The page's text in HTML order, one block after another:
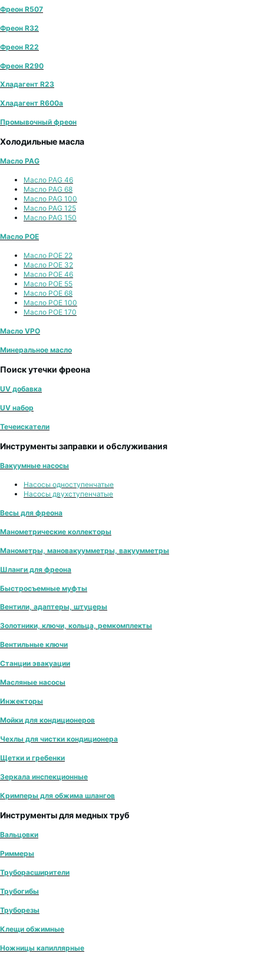
Фреон R507
Фреон R32
Фреон R22
Фреон R290
Хладагент R23
Хладагент R600a
Промывочный фреон
Холодильные масла
Масло PAG
Масло PAG 46
Масло PAG 68
Масло PAG 100
Масло PAG 125
Масло PAG 150
Масло POE
Масло POE 22
Масло POE 32
Масло POE 46
Масло POE 55
Масло POE 68
Масло POE 100
Масло POE 170
Масло VPO
Минеральное масло
Поиск утечки фреона
UV добавка
UV набор
Течеискатели
Инструменты заправки и обслуживания
Вакуумные насосы
Насосы одноступенчатые
Насосы двухступенчатые
Весы для фреона
Манометрические коллекторы
Манометры, мановакуумметры, вакуумметры
Шланги для фреона
Быстросъемные муфты
Вентили, адаптеры, штуцеры
Золотники, ключи, кольца, ремкомплекты
Вентильные ключи
Станции эвакуации
Масляные насосы
Инжекторы
Мойки для кондиционеров
Чехлы для чистки кондиционера
Щетки и гребенки
Зеркала инспекционные
Кримперы для обжима шлангов
Инструменты для медных труб
Вальцовки
Риммеры
Труборасширители
Трубогибы
Труборезы
Клещи обжимные
Ножницы капиллярные